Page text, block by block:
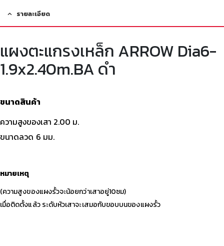
รายละเอียด
แผงตะแกรงเหล็ก ARROW Dia6-
1.9x2.40m.BA ดำ
ขนาดสินค้า
ความสูงของเสา 2.00 ม.
ขนาดลวด 6 มม.
หมายเหตุ
(ความสูงของแผงรั้วจะน้อยกว่าเสาอยู่10ซม)
เมื่อติดตั้งแล้ว ระดับหัวเสาจะเสมอกับขอบบนของแผงรั้ว